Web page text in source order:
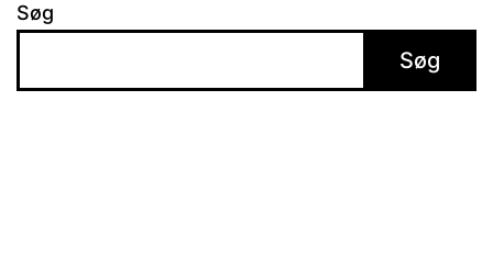
Søg
Søg